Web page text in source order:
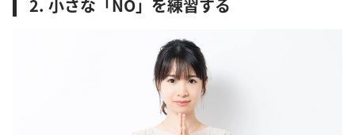
2. 小さな「NO」を練習する